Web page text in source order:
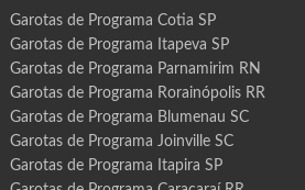
Garotas de Programa Cotia SP
Garotas de Programa Itapeva SP
Garotas de Programa Parnamirim RN
Garotas de Programa Rorainópolis RR
Garotas de Programa Blumenau SC
Garotas de Programa Joinville SC
Garotas de Programa Itapira SP